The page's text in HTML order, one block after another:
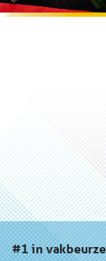
#1 in